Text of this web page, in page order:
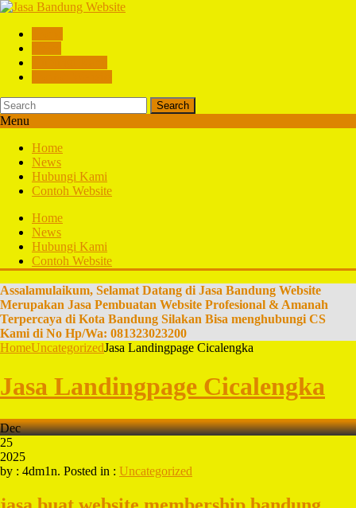
Search
Menu
Home
News
Hubungi Kami
Contoh Website
Home
News
Hubungi Kami
Contoh Website
Assalamulaikum, Selamat Datang di Jasa Bandung Website
Merupakan Jasa Pembuatan Website Profesional & Amanah
Terpercaya di Kota Bandung Silakan Bisa menghubungi CS
Kami di No Hp/Wa: 081323023200
HomeUncategorizedJasa Landingpage Cicalengka
Jasa Landingpage Cicalengka
Dec
25
2025
by : 4dm1n. Posted in : Uncategorized